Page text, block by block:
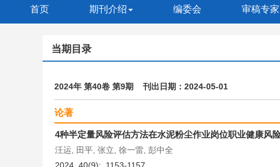
首页 期刊介绍 编委会 审稿专家
当期目录
2024年 第40卷 第9期 刊出日期：2024-05-01
论著
4种半定量风险评估方法在水泥粉尘作业岗位职业健康风
汪运, 田平, 张立, 徐一雷, 彭中全